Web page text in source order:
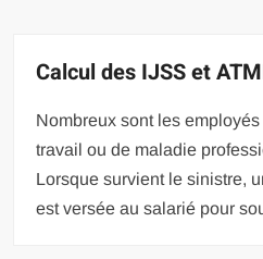
Calcul des IJSS et
Nombreux sont les
travail ou de maladie
Lorsque survient le sinistre,
est versée au salarié pour